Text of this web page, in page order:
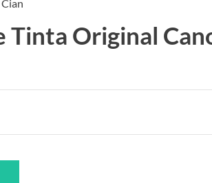
Tinta Original